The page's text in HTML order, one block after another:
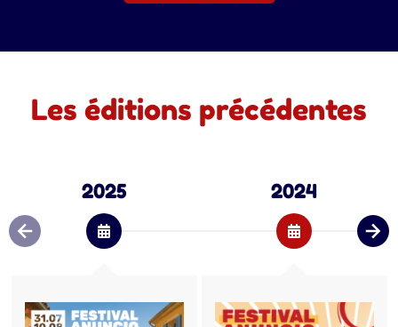
Les éditions précédentes
2025 2024